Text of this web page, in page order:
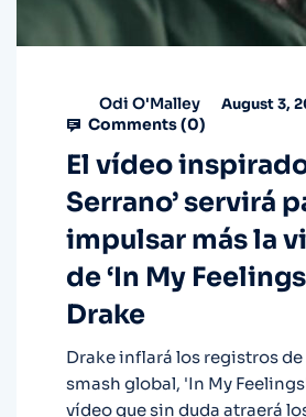
Odi O'Malley August 3,
Comments (0)
El vídeo inspirado
Serrano’ servirá
impulsar más la
de ‘In My
Drake
Drake inflará los registros
smash global, 'In My
vídeo que sin duda atraerá